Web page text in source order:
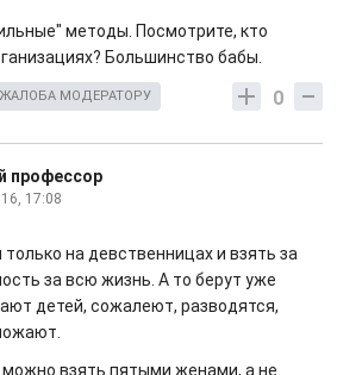
методы. Посмотрите, кто
Большинство бабы.
0
ЖАЛОБА МОДЕРАТОРУ
профессор
17:08
на девственницах и взять за
за всю жизнь. А то берут уже
детей, сожалеют, разводятся,
взять пятыми женами, а не